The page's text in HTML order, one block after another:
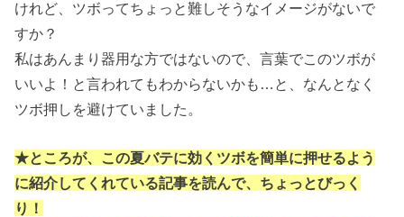
けれど、ツボってちょっと難しそうなイメージがないで
すか？
私はあんまり器用な方ではないので、言葉でこのツボが
いいよ！と言われてもわからないかも…と、なんとなく
ツボ押しを避けていました。
★ところが、この夏バテに効くツボを簡単に押せるよう
に紹介してくれている記事を読んで、ちょっとびっく
り！